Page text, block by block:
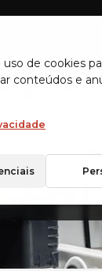
de cookies
conteúdos e